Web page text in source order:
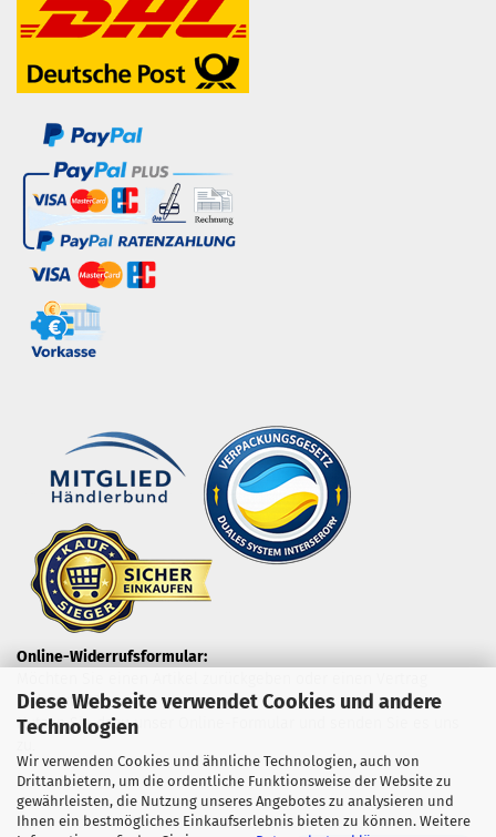
Diese Webseite verwendet Cookies und andere
Technologien
Wir verwenden Cookies und ähnliche Technologien, auch von
Drittanbietern, um die ordentliche Funktionsweise der Website zu
gewährleisten, die Nutzung unseres Angebotes zu analysieren und
Ihnen ein bestmögliches Einkaufserlebnis bieten zu können. Weitere
Online-Widerrufsformular:
widerrufen?
Nutzen Sie dazu unser Online-Formular und senden Sie es uns